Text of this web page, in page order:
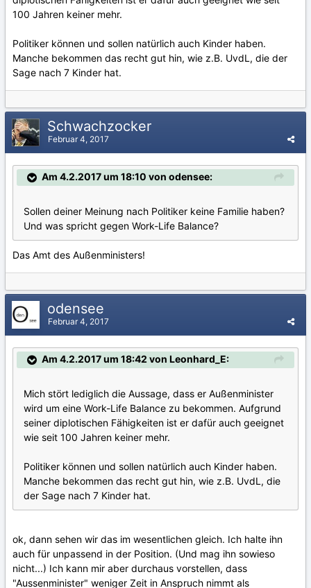
100 Jahren keiner mehr.
Politiker können und sollen natürlich auch Kinder haben.
Manche bekommen das recht gut hin, wie z.B. UvdL, die der
Sage nach 7 Kinder hat.
Schwachzocker
Februar 4, 2017
Am 4.2.2017 um 18:10 von odensee:
Sollen deiner Meinung nach Politiker keine Familie haben?
Und was spricht gegen Work-Life Balance?
Das Amt des Außenministers!
odensee
Februar 4, 2017
Am 4.2.2017 um 18:42 von Leonhard_E:
Mich stört lediglich die Aussage, dass er Außenminister
wird um eine Work-Life Balance zu bekommen. Aufgrund
seiner diplotischen Fähigkeiten ist er dafür auch geeignet
wie seit 100 Jahren keiner mehr.
Politiker können und sollen natürlich auch Kinder haben.
Manche bekommen das recht gut hin, wie z.B. UvdL, die
der Sage nach 7 Kinder hat.
ok, dann sehen wir das im wesentlichen gleich. Ich halte ihn
auch für unpassend in der Position. (Und mag ihn sowieso
nicht...) Ich kann mir aber durchaus vorstellen, dass
"Aussenminister" weniger Zeit in Anspruch nimmt als